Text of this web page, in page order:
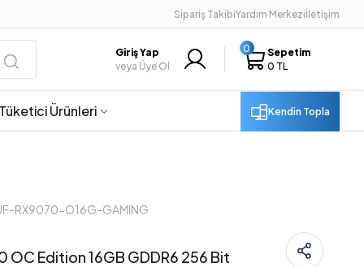
Sipariş TakibiYardım Merkeziİletişim
Giriş Yap
veya Üye Ol
0
Sepetim
0 TL
Ürünleri Kendin Topla
RX9070-O16G-GAMING
OC Edition 16GB GDDR6 256 Bit